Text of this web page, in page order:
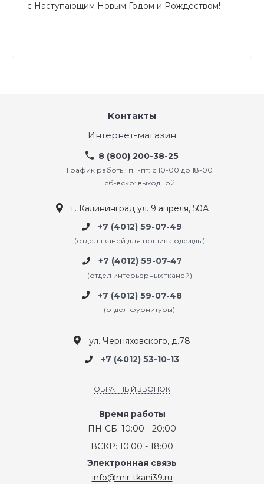
с Наступающим Новым Годом и Рождеством!
Контакты
Интернет-магазин
8 (800) 200-38-25
График работы: пн-пт: с 10-00 до 18-00
сб-вскр: выходной
г. Калининград ул. 9 апреля, 50А
+7 (4012) 59-07-49
(отдел тканей для пошива одежды)
+7 (4012) 59-07-47
(отдел интерьерных тканей)
+7 (4012) 59-07-48
(отдел фурнитуры)
ул. Черняховского, д.78
+7 (4012) 53-10-13
ОБРАТНЫЙ ЗВОНОК
Время работы
ПН-СБ: 10:00 - 20:00
ВСКР: 10:00 - 18:00
Электронная связь
info@mir-tkani39.ru